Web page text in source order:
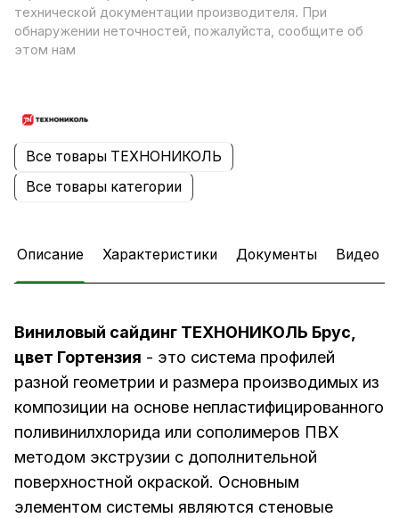
технической документации производителя. При
обнаружении неточностей, пожалуйста, сообщите об
этом нам
Все товары ТЕХНОНИКОЛЬ
Все товары категории
Описание Характеристики Документы Видео
Виниловый сайдинг ТЕХНОНИКОЛЬ Брус,
цвет Гортензия - это система профилей
разной геометрии и размера производимых из
композиции на основе непластифицированного
поливинилхлорида или сополимеров ПВХ
методом экструзии с дополнительной
поверхностной окраской. Основным
элементом системы являются стеновые